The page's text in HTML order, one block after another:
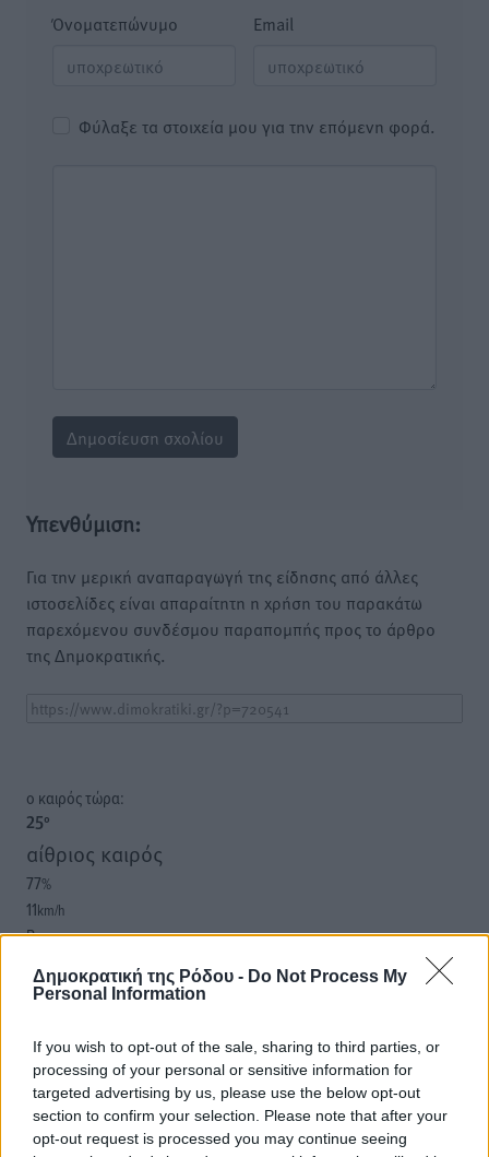
Δημοκρατική της Ρόδου - Do Not Process My
Personal Information
If you wish to opt-out of the sale, sharing to third parties, or
processing of your personal or sensitive information for
targeted advertising by us, please use the below opt-out
section to confirm your selection. Please note that after your
opt-out request is processed you may continue seeing
Όνοματεπώνυμο Email
Φύλαξε τα στοιχεία μου για την επόμενη φορά.
Υπενθύμιση:
Για την μερική αναπαραγωγή της είδησης από άλλες
ιστοσελίδες είναι απαραίτητη η χρήση του παρακάτω
παρεχόμενου συνδέσμου παραπομπής προς το άρθρο
της Δημοκρατικής.
o καιρός τώρα:
25°
αίθριος καιρός
77%
11km/h
Β
06:19
πρόγνωση:
33°
ΔΕ
30°
ΤΡ